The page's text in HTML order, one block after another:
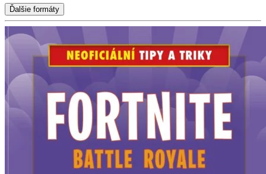
Ďalšie formáty